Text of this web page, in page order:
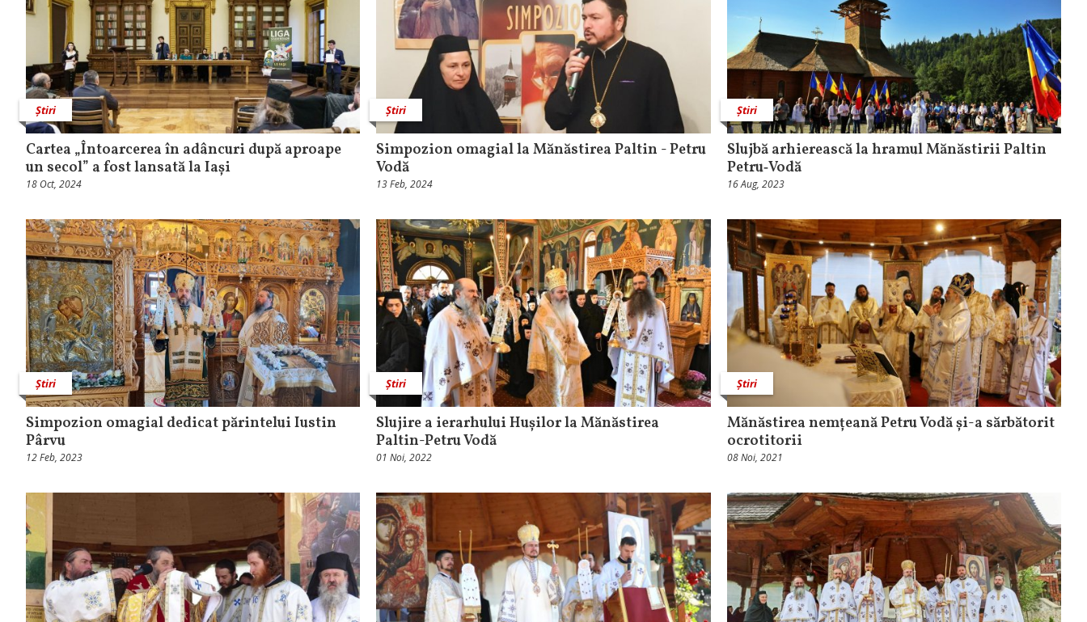
Știri
Cartea „Întoarcerea în adâncuri după aproape
un secol” a fost lansată la Iași
18 Oct, 2024
Știri
Simpozion omagial la Mănăstirea Paltin - Petru
Vodă
13 Feb, 2024
Știri
Slujbă arhierească la hramul Mănăstirii Paltin
Petru‑Vodă
16 Aug, 2023
Știri
Simpozion omagial dedicat părintelui Iustin
Pârvu
12 Feb, 2023
Știri
Slujire a ierarhului Hușilor la Mănăstirea
Paltin-Petru Vodă
01 Noi, 2022
Știri
Mănăstirea nemțeană Petru Vodă și-a sărbătorit
ocrotitorii
08 Noi, 2021